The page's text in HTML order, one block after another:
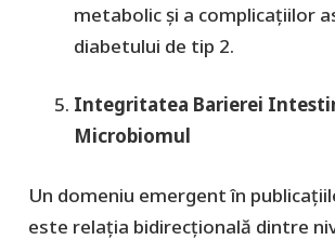
metabolic și a complicațiilor
diabetului de tip 2.
Integritatea Barierei
Microbiomul
​Un domeniu emergent în
este relația bidirecțională dintre